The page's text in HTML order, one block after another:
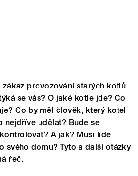
zákaz provozování starých kotlů
se vás? O jaké kotle jde? Co
Co by měl člověk, který kotel
nejdříve udělat? Bude se
A jak? Musí lidé
svého domu? Tyto a další otázky
řeč.